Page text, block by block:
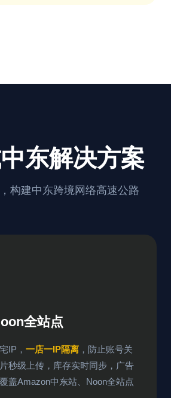
东解决方案
构建中东跨境网络高速公路
全站点
IP， 一店一IP隔离 ，防止账号关
秒级上传，库存实时同步，广告
盖Amazon中东站、Noon全站点